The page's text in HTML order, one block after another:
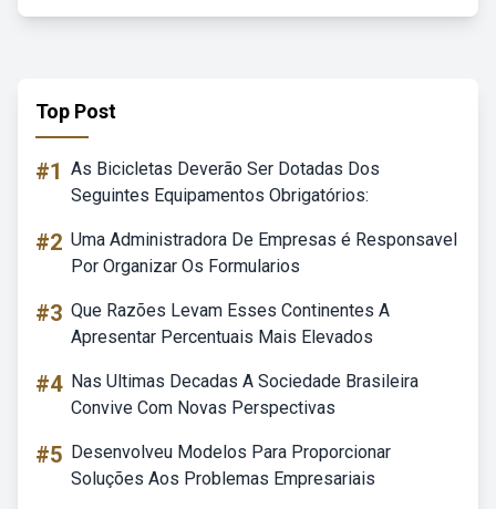
Top Post
#1 As Bicicletas Deverão Ser Dotadas Dos
Seguintes Equipamentos Obrigatórios:
#2 Uma Administradora De Empresas é Responsavel
Por Organizar Os Formularios
#3 Que Razões Levam Esses Continentes A
Apresentar Percentuais Mais Elevados
#4 Nas Ultimas Decadas A Sociedade Brasileira
Convive Com Novas Perspectivas
#5 Desenvolveu Modelos Para Proporcionar
Soluções Aos Problemas Empresariais